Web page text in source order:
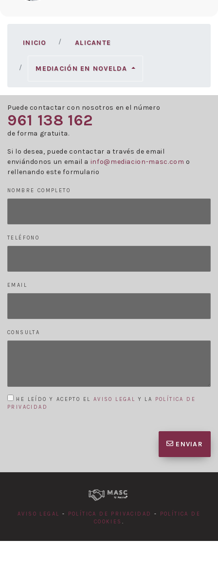
INICIO ALICANTE
MEDIACIÓN EN NOVELDA
Puede contactar con nosotros en el número
961 138 162
de forma gratuita.
Si lo desea, puede contactar a través de email
enviándonos un email a info@mediacion-masc.com o
rellenando este formulario
NOMBRE COMPLETO
TELÉFONO
EMAIL
CONSULTA
HE LEÍDO Y ACEPTO EL AVISO LEGAL Y LA
POLÍTICA DE
PRIVACIDAD
ENVIAR
AVISO LEGAL - POLÍTICA DE PRIVACIDAD -
POLÍTICA DE
COOKIES .